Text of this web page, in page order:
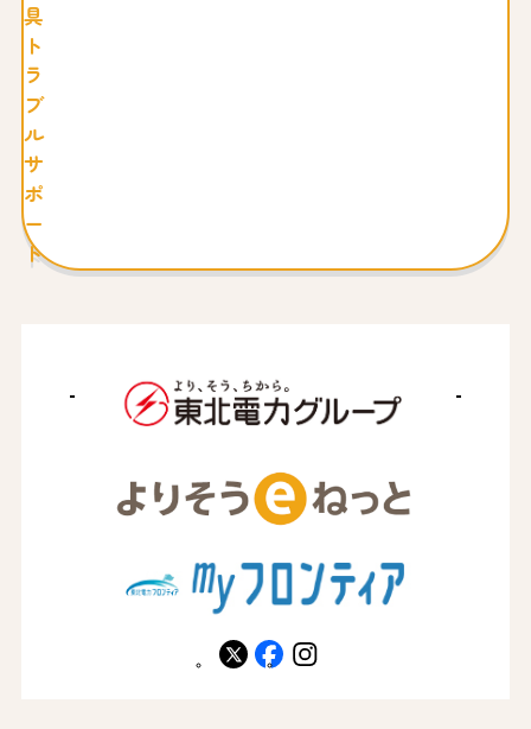
具
ト
ラ
ブ
ル
サ
ポ
ー
ト
X facebookinstagram